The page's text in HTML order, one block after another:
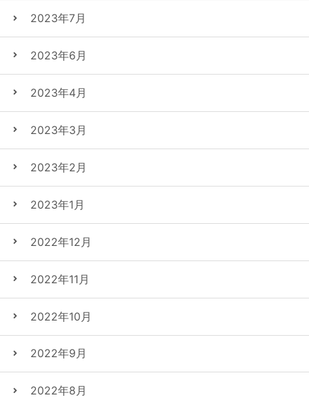
2023年7月
2023年6月
2023年4月
2023年3月
2023年2月
2023年1月
2022年12月
2022年11月
2022年10月
2022年9月
2022年8月